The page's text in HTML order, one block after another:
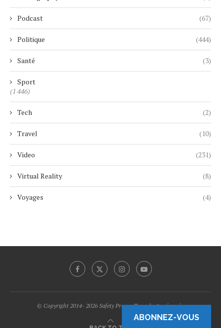
Podcast (67)
Politique (444)
Santé (3)
Sport
(1 446)
Tech (2)
Travel (10)
Video (231)
Virtual Reality (8)
Voyages (4)
© Copyright 2014- 2026 Safety Promo Tous droits réservés.
ABONNEZ-VOUS